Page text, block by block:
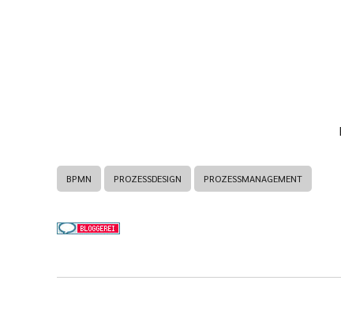
BPMN PROZESSDESIGN PROZESSMANAGEMENT